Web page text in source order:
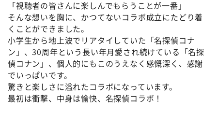
「視聴者の皆さんに楽しんでもらうことが一番」
そんな想いを胸に、かつてないコラボ成立にたどり着
くことができました。
小学生から地上波でリアタイしていた「名探偵コナ
ン」、30周年という長い年月愛され続けている「名探
偵コナン」、個人的にもこのうえなく感慨深く、感謝
でいっぱいです。
驚きと楽しさに溢れたコラボになっています。
最初は衝撃、中身は愉快、名探偵コラボ！